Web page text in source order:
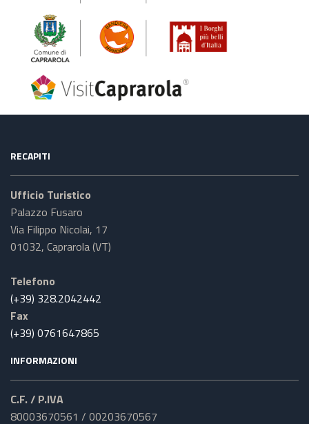
RECAPITI
Ufficio Turistico
Palazzo Fusaro
Via Filippo Nicolai, 17
01032, Caprarola (VT)
Telefono
(+39) 328.2042442
Fax
(+39) 0761647865
INFORMAZIONI
C.F. / P.IVA
80003670561 / 00203670567